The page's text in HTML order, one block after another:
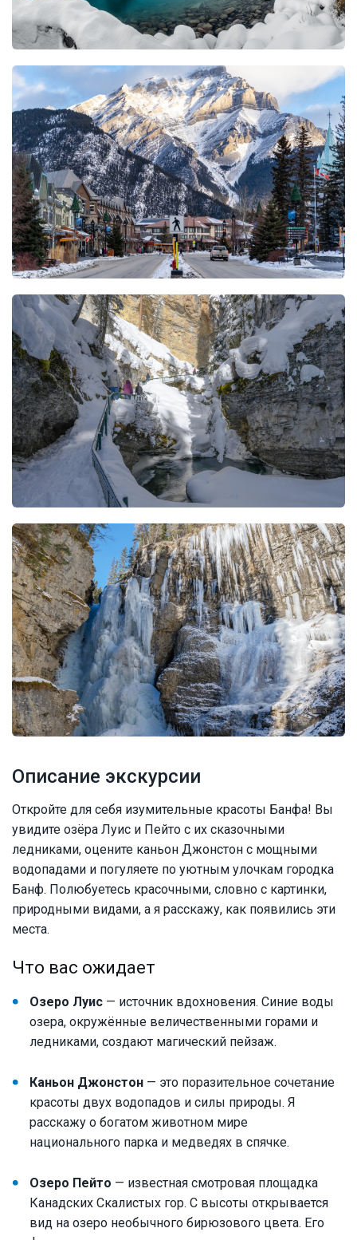
Описание экскурсии
Откройте для себя изумительные красоты Банфа! Вы
увидите озёра Луис и Пейто с их сказочными
ледниками, оцените каньон Джонстон с мощными
водопадами и погуляете по уютным улочкам городка
Банф. Полюбуетесь красочными, словно с картинки,
природными видами, а я расскажу, как появились эти
места.
Что вас ожидает
Озеро Луис — источник вдохновения. Синие воды
озера, окружённые величественными горами и
ледниками, создают магический пейзаж.
Каньон Джонстон — это поразительное сочетание
красоты двух водопадов и силы природы. Я
расскажу о богатом животном мире
национального парка и медведях в спячке.
Озеро Пейто — известная смотровая площадка
Канадских Скалистых гор. С высоты открывается
вид на озеро необычного бирюзового цвета. Его